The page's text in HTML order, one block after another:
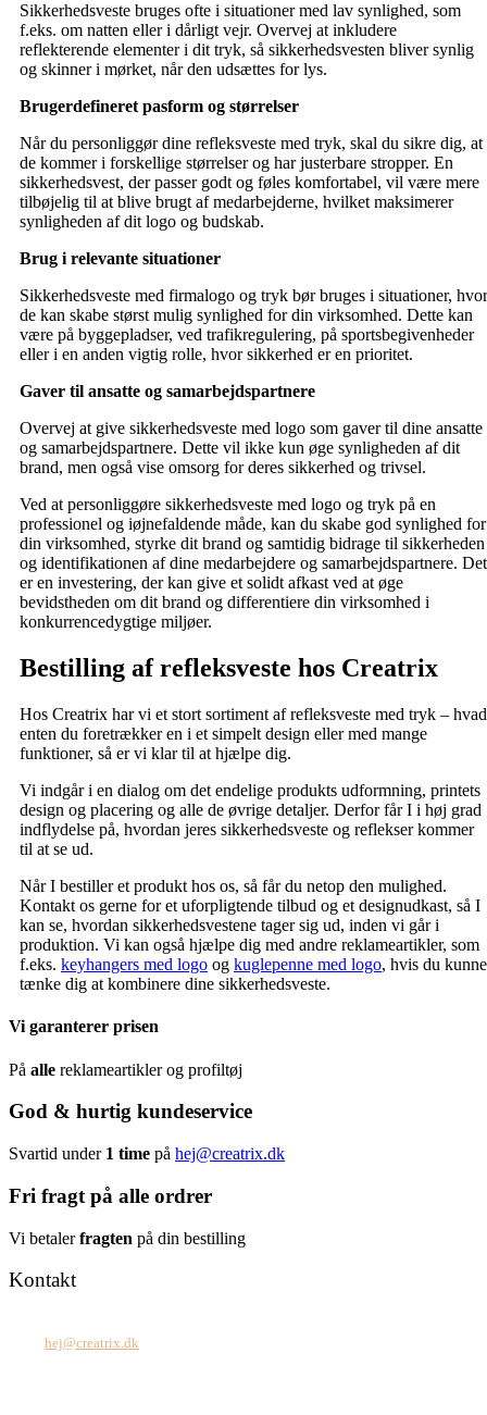
Sikkerhedsveste bruges ofte i situationer med lav synlighed, som
f.eks. om natten eller i dårligt vejr. Overvej at inkludere
reflekterende elementer i dit tryk, så sikkerhedsvesten bliver synlig
og skinner i mørket, når den udsættes for lys.
Brugerdefineret pasform og størrelser
Når du personliggør dine refleksveste med tryk, skal du sikre dig, at
de kommer i forskellige størrelser og har justerbare stropper. En
sikkerhedsvest, der passer godt og føles komfortabel, vil være mere
tilbøjelig til at blive brugt af medarbejderne, hvilket maksimerer
synligheden af dit logo og budskab.
Brug i relevante situationer
Sikkerhedsveste med firmalogo og tryk bør bruges i situationer, hvor
de kan skabe størst mulig synlighed for din virksomhed. Dette kan
være på byggepladser, ved trafikregulering, på sportsbegivenheder
eller i en anden vigtig rolle, hvor sikkerhed er en prioritet.
Gaver til ansatte og samarbejdspartnere
Overvej at give sikkerhedsveste med logo som gaver til dine ansatte
og samarbejdspartnere. Dette vil ikke kun øge synligheden af dit
brand, men også vise omsorg for deres sikkerhed og trivsel.
Ved at personliggøre sikkerhedsveste med logo og tryk på en
professionel og iøjnefaldende måde, kan du skabe god synlighed for
din virksomhed, styrke dit brand og samtidig bidrage til sikkerheden
og identifikationen af dine medarbejdere og samarbejdspartnere. Det
er en investering, der kan give et solidt afkast ved at øge
bevidstheden om dit brand og differentiere din virksomhed i
konkurrencedygtige miljøer.
Bestilling af refleksveste hos Creatrix
Hos Creatrix har vi et stort sortiment af refleksveste med tryk – hvad
enten du foretrækker en i et simpelt design eller med mange
funktioner, så er vi klar til at hjælpe dig.
Vi indgår i en dialog om det endelige produkts udformning, printets
design og placering og alle de øvrige detaljer. Derfor får I i høj grad
indflydelse på, hvordan jeres sikkerhedsveste og reflekser kommer
til at se ud.
Når I bestiller et produkt hos os, så får du netop den mulighed.
Kontakt os gerne for et uforpligtende tilbud og et designudkast, så I
kan se, hvordan sikkerhedsvestene tager sig ud, inden vi går i
produktion. Vi kan også hjælpe dig med andre reklameartikler, som
f.eks. keyhangers med logo og kuglepenne med logo, hvis du kunne
tænke dig at kombinere dine sikkerhedsveste.
Vi garanterer prisen
På alle reklameartikler og profiltøj
God & hurtig kundeservice
Svartid under 1 time på hej@creatrix.dk
Fri fragt på alle ordrer
Vi betalerfragten på din bestilling
Kontakt
hej@creatrix.dk